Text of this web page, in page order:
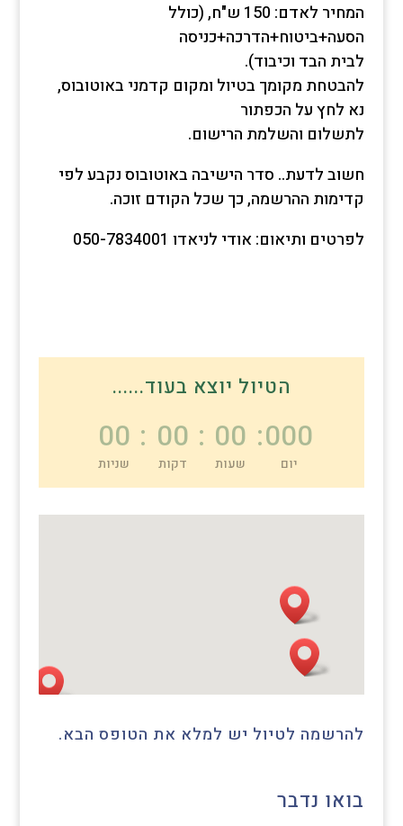
המחיר לאדם: 150 ש"ח, (כולל
הסעה+ביטוח+הדרכה+כניסה
לבית הבד וכיבוד).
להבטחת מקומך בטיול ומקום קדמני באוטובוס,
נא לחץ על הכפתור
לתשלום והשלמת הרישום.
חשוב לדעת.. סדר הישיבה באוטובוס נקבע לפי
קדימות ההרשמה, כך שכל הקודם זוכה.
לפרטים ותיאום: אודי לניאדו 050-7834001
הטיול יוצא בעוד......
000
יום
:
00
שעות
:
00
דקות
:
00
שניות
להרשמה לטיול יש למלא את הטופס הבא.
בואו נדבר